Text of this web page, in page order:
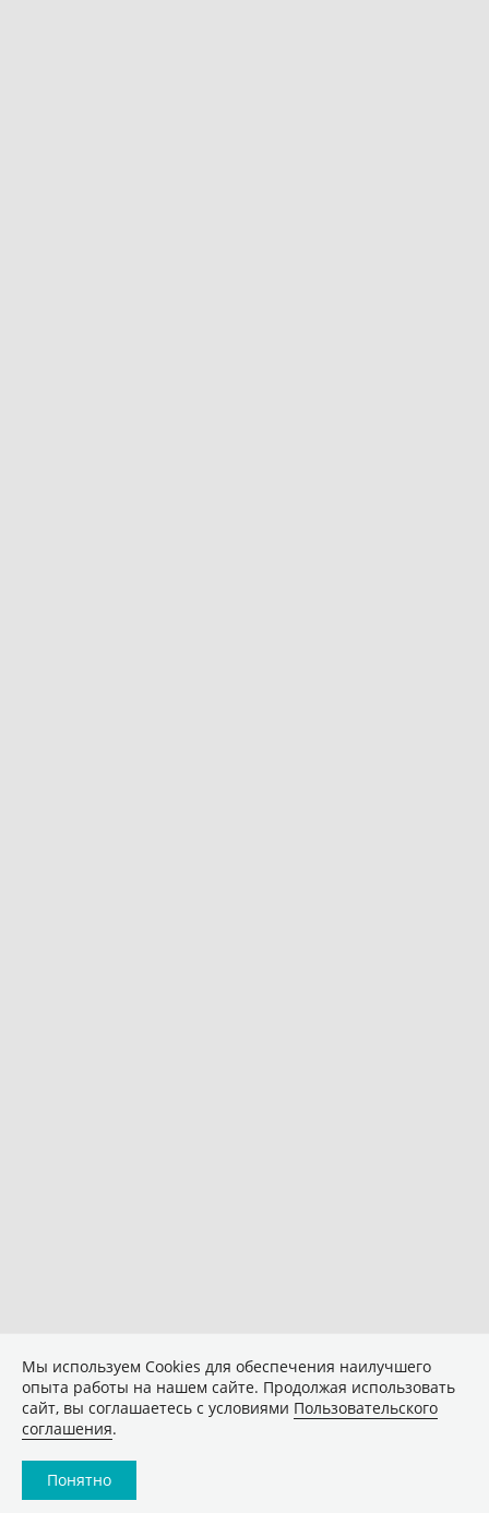
Мы используем Сookies для обеспечения наилучшего
опыта работы на нашем сайте. Продолжая использовать
сайт, вы соглашаетесь с условиями Пользовательского
соглашения.
Понятно